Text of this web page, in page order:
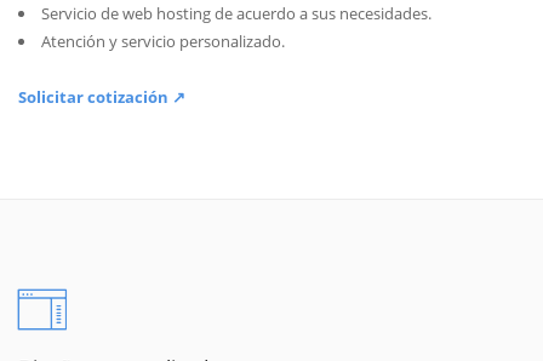
Servicio de web hosting de acuerdo a sus necesidades.
Atención y servicio personalizado.
Solicitar cotización ↗